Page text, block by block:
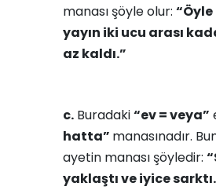
manası şöyle olur:
yayın iki ucu arası
az kaldı.”
c. Buradaki“ev = veya”
hatta” manasınadır.
ayetin manası şöyledir:
yaklaştı ve iyice